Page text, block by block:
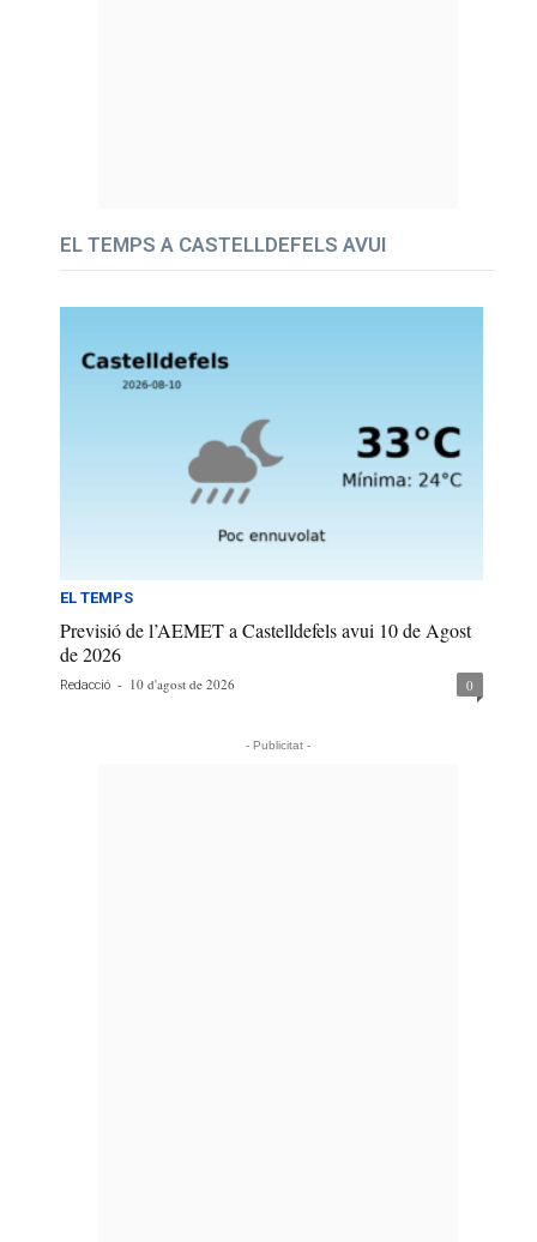
EL TEMPS A CASTELLDEFELS AVUI
EL TEMPS
Previsió de l’AEMET a Castelldefels avui 10 de Agost
de 2026
Redacció - 10 d'agost de 2026 0
- Publicitat -